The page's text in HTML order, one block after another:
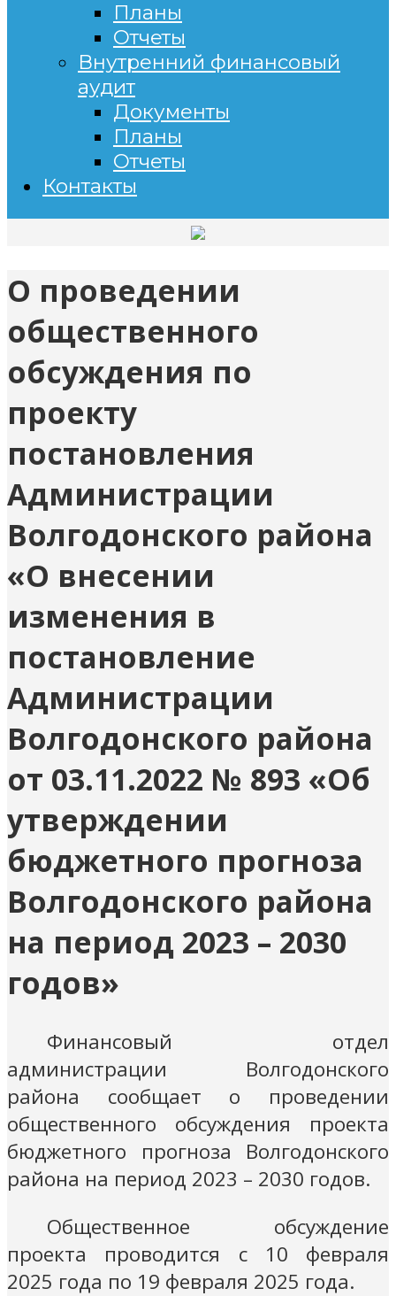
Планы
Отчеты
Внутренний финансовый
аудит
Документы
Планы
Отчеты
Контакты
О проведении
общественного
обсуждения по
проекту
постановления
Администрации
Волгодонского района
«О внесении
изменения в
постановление
Администрации
Волгодонского района
от 03.11.2022 № 893 «Об
утверждении
бюджетного прогноза
Волгодонского района
на период 2023 – 2030
годов»
Финансовый отдел
администрации Волгодонского
района сообщает о проведении
общественного обсуждения проекта
бюджетного прогноза Волгодонского
района на период 2023 – 2030 годов.
Общественное обсуждение
проекта проводится с 10 февраля
2025 года по 19 февраля 2025 года.